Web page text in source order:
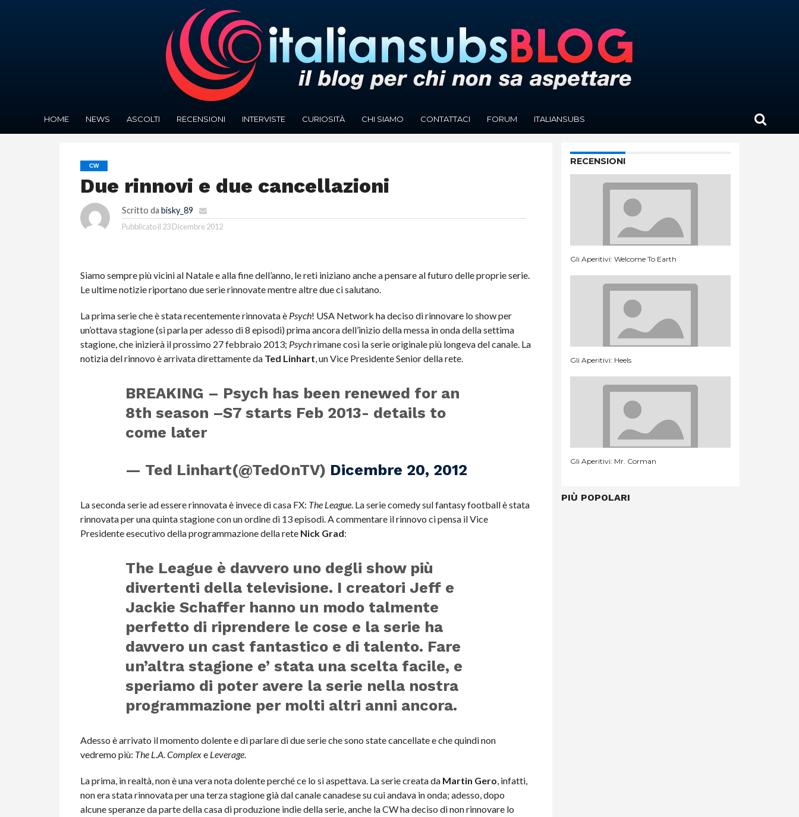
HOME NEWS ASCOLTI RECENSIONI INTERVISTE CURIOSITÀ CHI SIAMO CONTATTACI FORUM ITALIANSUBS
CW
Due rinnovi e due cancellazioni
Scritto da bisky_89
Pubblicato il 23 Dicembre 2012
Siamo sempre più vicini al Natale e alla fine dell’anno, le reti iniziano anche a pensare al futuro delle proprie serie.
Le ultime notizie riportano due serie rinnovate mentre altre due ci salutano.
La prima serie che è stata recentemente rinnovata è Psych! USA Network ha deciso di rinnovare lo show per
un’ottava stagione (si parla per adesso di 8 episodi) prima ancora dell’inizio della messa in onda della settima
stagione, che inizierà il prossimo 27 febbraio 2013; Psychrimane così la serie originale più longeva del canale. La
notizia del rinnovo è arrivata direttamente da Ted Linhart, un Vice Presidente Senior della rete.
BREAKING – Psych has been renewed for an
8th season –S7 starts Feb 2013- details to
come later
— Ted Linhart(@TedOnTV) Dicembre 20, 2012
La seconda serie ad essere rinnovata è invece di casa FX: The League. La serie comedy sul fantasy football è stata
rinnovata per una quinta stagione con un ordine di 13 episodi. A commentare il rinnovo ci pensa il Vice
Presidente esecutivo della programmazione della rete Nick Grad:
The League è davvero uno degli show più
divertenti della televisione. I creatori Jeff e
Jackie Schaffer hanno un modo talmente
perfetto di riprendere le cose e la serie ha
davvero un cast fantastico e di talento. Fare
un’altra stagione e’ stata una scelta facile, e
speriamo di poter avere la serie nella nostra
programmazione per molti altri anni ancora.
Adesso è arrivato il momento dolente e di parlare di due serie che sono state cancellate e che quindi non
vedremo più: The L.A. Complexe Leverage.
La prima, in realtà, non è una vera nota dolente perché ce lo si aspettava. La serie creata da Martin Gero, infatti,
non era stata rinnovata per una terza stagione già dal canale canadese su cui andava in onda; adesso, dopo
alcune speranze da parte della casa di produzione indie della serie, anche la CW ha deciso di non rinnovare lo
RECENSIONI
Gli Aperitivi: Welcome To Earth
Gli Aperitivi: Heels
Gli Aperitivi: Mr. Corman
PIÙ POPOLARI